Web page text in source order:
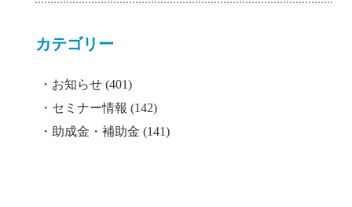
カテゴリー
お知らせ (401)
セミナー情報 (142)
助成金・補助金 (141)